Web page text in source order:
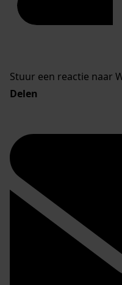
Stuur een reactie naar
Delen